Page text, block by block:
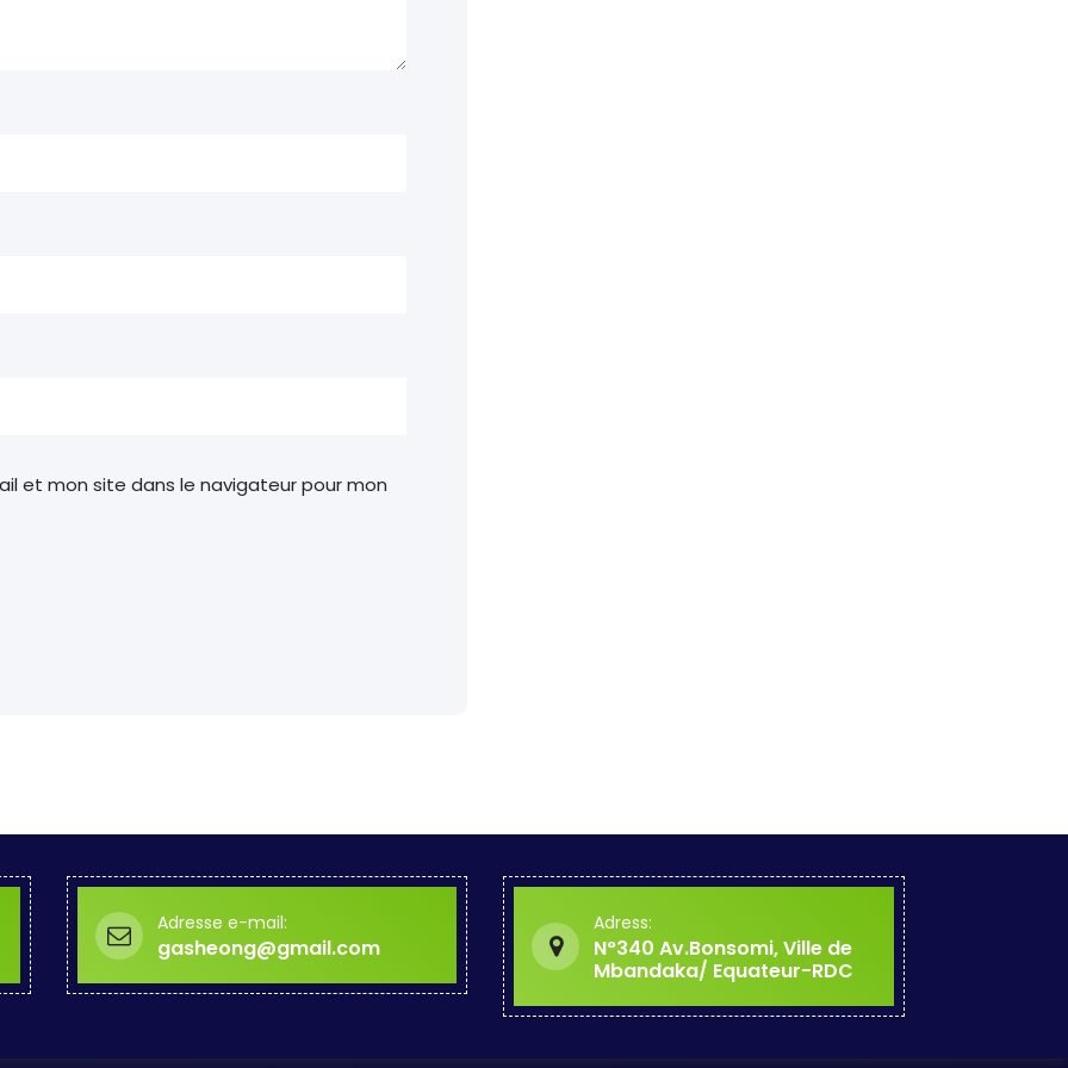
et mon site dans le navigateur pour mon
Adresse e-mail:
gasheong@gmail.com
Adress:
N°340 Av.Bonsomi, Ville de
Mbandaka/ Equateur-RDC
jouit pleinement de
de leurs conditions